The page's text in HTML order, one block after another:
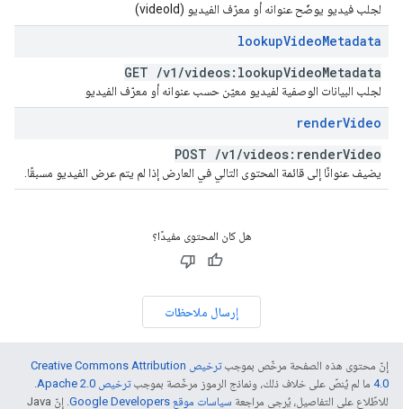
لجلب فيديو يوضّح عنوانه أو معرّف الفيديو (videoId)
lookupVideoMetadata
GET /v1 /videos:lookupVideoMetadata
لجلب البيانات الوصفية لفيديو معيّن حسب عنوانه أو معرّف الفيديو
renderVideo
POST /v1 /videos:renderVideo
يضيف عنوانًا إلى قائمة المحتوى التالي في العارض إذا لم يتم عرض الفيديو مسبقًا.
هل كان المحتوى مفيدًا؟
إرسال ملاحظات
إنّ محتوى هذه الصفحة مرخّص بموجب
ترخيص Creative Commons Attribution
4.0‏ ما لم يُنصّ على خلاف ذلك، ونماذج الرموز مرخّصة بموجبترخيص Apache 2.0‏
.
للاطّلاع على التفاصيل، يُرجى مراجعة سياسات موقع Google Developers‏
. إنّ Java